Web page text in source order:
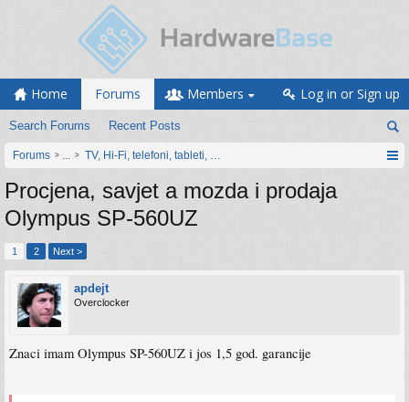
Home Forums
Search Forums Recent Posts
Members Log in or Sign up
Forums ... TV, Hi-Fi, telefoni, tableti, satovi, IoT oprema
Procjena, savjet a mozda i prodaja
Olympus SP-560UZ
1 2 Next >
apdejt
Overclocker
Znaci imam Olympus SP-560UZ i jos 1,5 god. garancije